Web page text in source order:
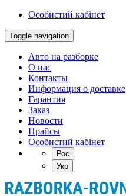
Особистий кабінет
Toggle navigation
Авто на разборке
О нас
Контакты
Информация о доставке
Гарантия
Заказ
Новости
Прайсы
Особистий кабінет
Рос
Укр